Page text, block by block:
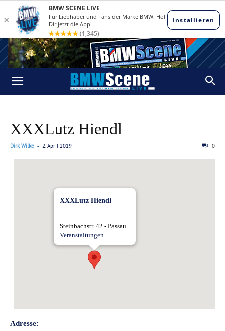
XXXLutz Hiendl
Dirk Wilke - 2. April 2019 0
XXXLutz Hiendl
Steinbachstr. 42 - Passau
Veranstaltungen
Adresse: